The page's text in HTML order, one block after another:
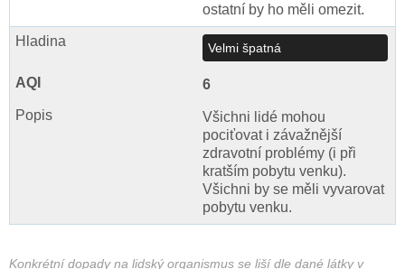
ostatní by ho měli omezit.
Velmi špatná
6
Všichni lidé mohou
pociťovat i závažnější
zdravotní problémy (i při
kratším pobytu venku).
Všichni by se měli vyvarovat
pobytu venku.
Konkrétní dopady na lidský organismus se liší dle dané látky v